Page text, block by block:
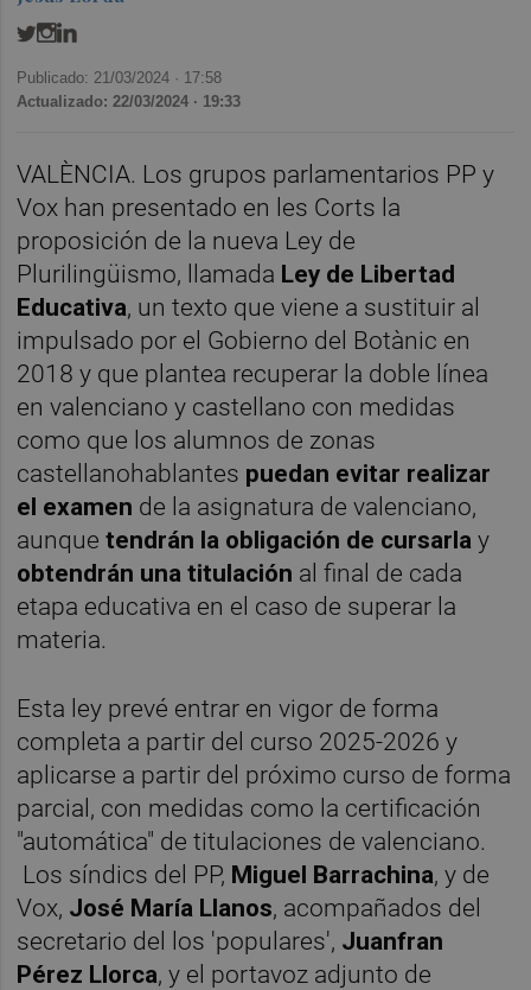
Publicado: 21/03/2024 · 17:58
Actualizado: 22/03/2024 · 19:33
VALÈNCIA. Los grupos parlamentarios PP y
Vox han presentado en les Corts la
proposición de la nueva Ley de
Plurilingüismo, llamada Ley de Libertad
Educativa, un texto que viene a sustituir al
impulsado por el Gobierno del Botànic en
2018 y que plantea recuperar la doble línea
en valenciano y castellano con medidas
como que los alumnos de zonas
castellanohablantes puedan evitar realizar
el examen de la asignatura de valenciano,
aunquetendrán la obligación de cursarla y
obtendrán una titulación al final de cada
etapa educativa en el caso de superar la
materia.
Esta ley prevé entrar en vigor de forma
completa a partir del curso 2025-2026 y
aplicarse a partir del próximo curso de forma
parcial, con medidas como la certificación
"automática" de titulaciones de valenciano.
Los síndics del PP, Miguel Barrachina, y de
Vox, José María Llanos, acompañados del
secretario del los 'populares', Juanfran
Pérez Llorca, y el portavoz adjunto de